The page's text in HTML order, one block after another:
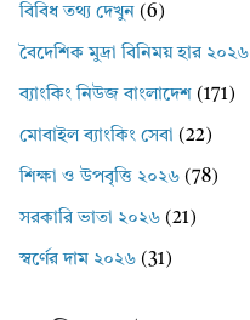
বিবিধ তথ্য দেখুন (6)
বৈদেশিক মুদ্রা বিনিময় হার ২০২৬
ব্যাংকিং নিউজ বাংলাদেশ (171)
মোবাইল ব্যাংকিং সেবা (22)
শিক্ষা ও উপবৃত্তি ২০২৬ (78)
সরকারি ভাতা ২০২৬ (21)
স্বর্ণের দাম ২০২৬ (31)